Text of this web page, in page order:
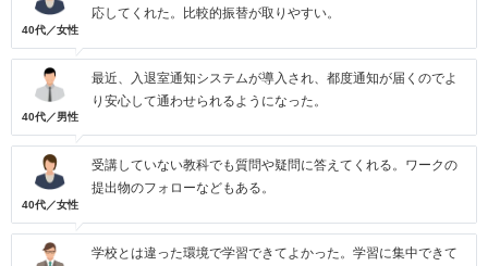
40代／女性
応してくれた。比較的振替が取りやすい。
40代／男性
最近、入退室通知システムが導入され、都度通知が届くのでよ
り安心して通わせられるようになった。
40代／女性
受講していない教科でも質問や疑問に答えてくれる。ワークの
提出物のフォローなどもある。
学校とは違った環境で学習できてよかった。学習に集中できて